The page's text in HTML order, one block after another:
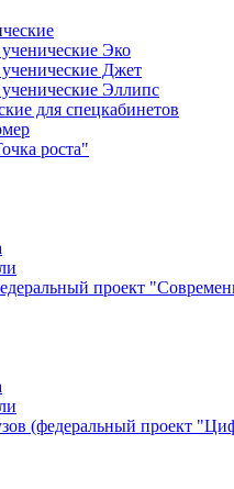
Эко
Джет
Эллипс
для спецкабинетов
роста"
проект
(федеральный проект